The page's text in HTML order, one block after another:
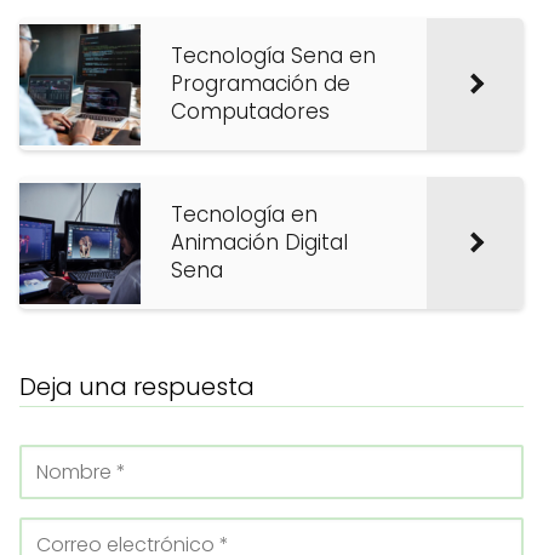
Tecnología Sena en
Programación de
Computadores
Tecnología en
Animación Digital
Sena
Deja una respuesta